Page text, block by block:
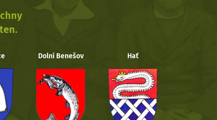
Dolní Benešov Hať